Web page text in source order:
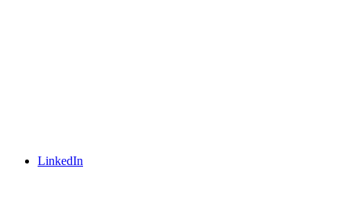
LinkedIn